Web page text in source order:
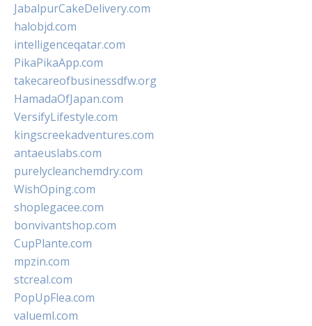
JabalpurCakeDelivery.com
halobjd.com
intelligenceqatar.com
PikaPikaApp.com
takecareofbusinessdfw.org
HamadaOfJapan.com
VersifyLifestyle.com
kingscreekadventures.com
antaeuslabs.com
purelycleanchemdry.com
WishOping.com
shoplegacee.com
bonvivantshop.com
CupPlante.com
mpzin.com
stcreal.com
PopUpFlea.com
valueml.com